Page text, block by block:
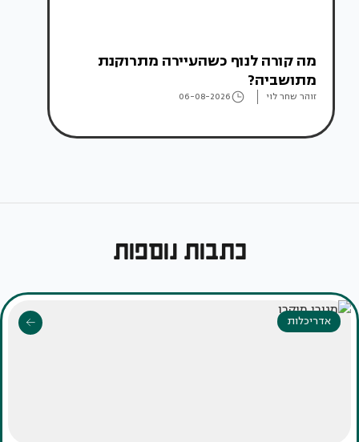
מה קורה לנוף כשהעיירה מתרוקנת
מתושביה?
זוהר שחר לוי 06-08-2026
כתבות נוספות
אדריכלות